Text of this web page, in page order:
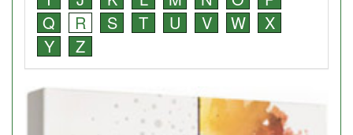
Q
R S T U V W
X
Y
Z